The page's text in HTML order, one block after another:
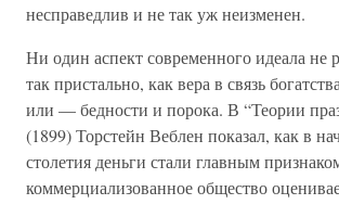
несправедлив и не так уж неизменен.
Ни один аспект современного идеала не
так пристально, как вера в связь
или — бедности и порока. В “Теории
(1899) Торстейн Веблен показал, как в
столетия деньги стали главным
коммерциализованное общество